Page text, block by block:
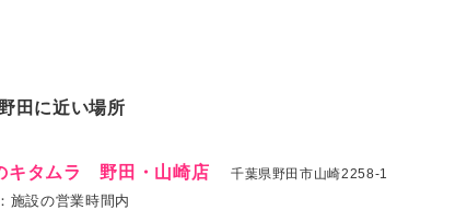
田に近い場所
キタムラ 野田・山崎店 千葉県野田市山崎2258-1
施設の営業時間内